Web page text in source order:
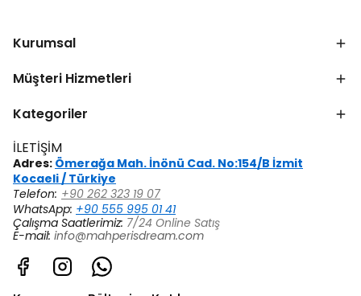
Kurumsal
Müşteri Hizmetleri
Kategoriler
İLETİŞİM
Adres: Ömerağa Mah. İnönü Cad. No:154/B İzmit
Kocaeli / Türkiye
Telefon: +90 262 323 19 07
WhatsApp: +90 555 995 01 41
Çalışma Saatlerimiz: 7/24 Online Satış
E-mail: info@mahperisdream.com